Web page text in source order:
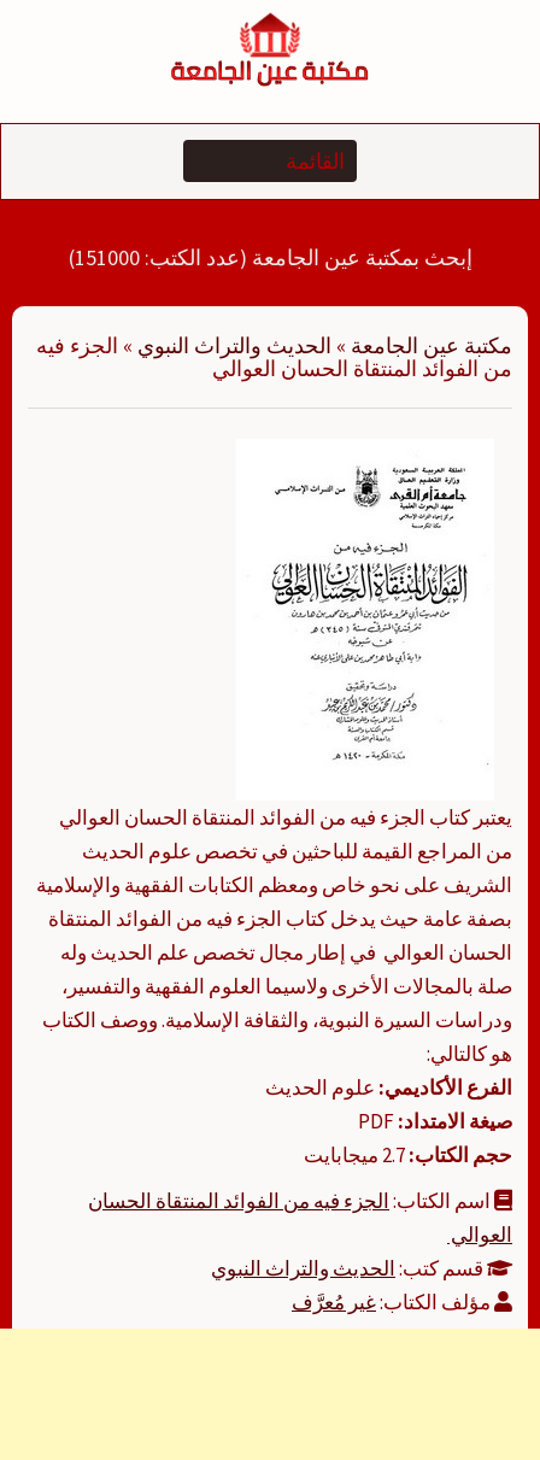
إبحث بمكتبة عين الجامعة (عدد الكتب: 151000)
مكتبة عين الجامعة » الحديث والتراث النبوي » الجزء فيه
من الفوائد المنتقاة الحسان العوالي ‫
من المراجع القيمة للباحثين في تخصص علوم الحديث
الشريف على نحو خاص ومعظم الكتابات الفقهية والإسلامية
بصفة عامة حيث يدخل كتاب الجزء فيه من الفوائد المنتقاة
الحسان العوالي ‫ في إطار مجال تخصص علم الحديث وله
صلة بالمجالات الأخرى ولاسيما العلوم الفقهية والتفسير،
ودراسات السيرة النبوية، والثقافة الإسلامية. ووصف الكتاب
هو كالتالي:
الفرع الأكاديمي: علوم الحديث
صيغة الامتداد:
حجم الكتاب:
اسم الكتاب:الجزء فيه من الفوائد المنتقاة الحسان
العوالي ‫
قسم كتب:الحديث والتراث النبوي
مؤلف الكتاب:غير مُعرَّف